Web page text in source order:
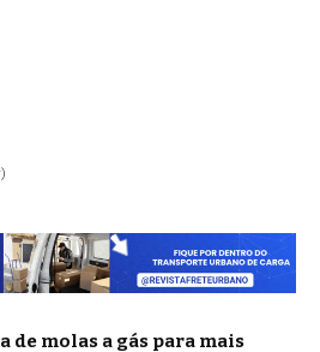
de molas a gás para mais